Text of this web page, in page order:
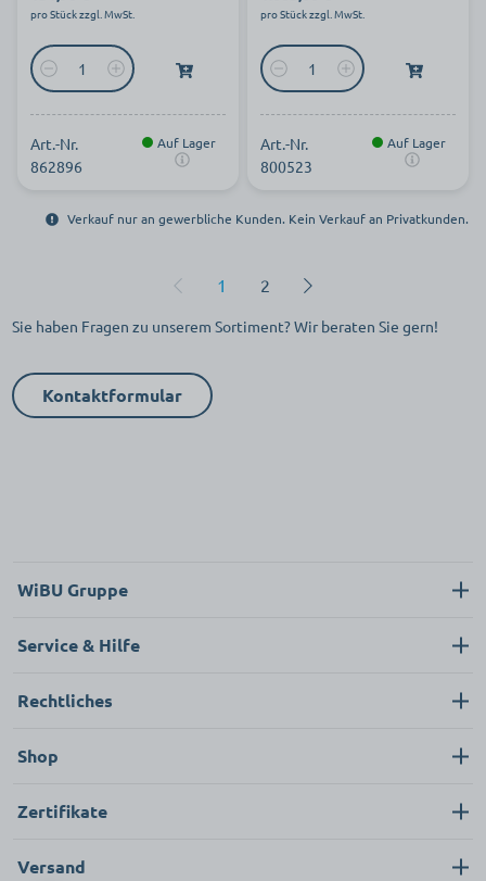
pro Stück zzgl. MwSt.
Art.-Nr.
862896
Auf Lager
pro Stück zzgl. MwSt.
Art.-Nr.
800523
Auf Lager
Verkauf nur an gewerbliche Kunden. Kein Verkauf an Privatkunden.
1 2
Sie haben Fragen zu unserem Sortiment? Wir beraten Sie gern!
Kontaktformular
WiBU Gruppe
News
Service & Hilfe
FAQ
Rechtliches
AGB
Shop
Ersatzteile
Zertifikate
Versand